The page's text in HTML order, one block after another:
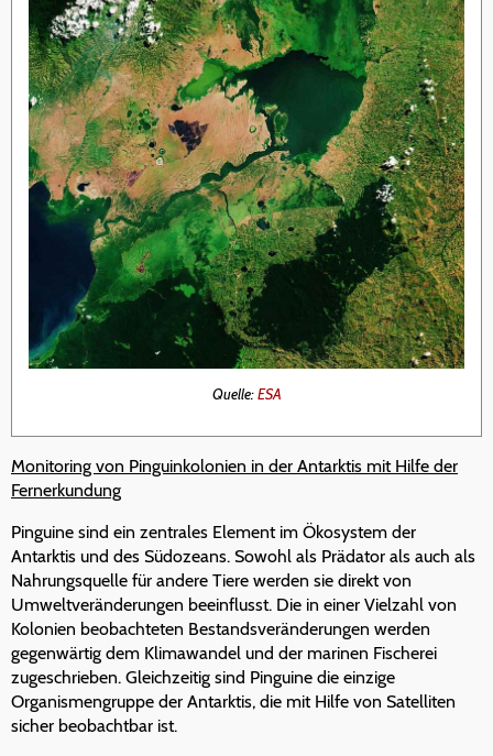
Quelle:ESA
Monitoring von Pinguinkolonien in der Antarktis mit Hilfe der
Fernerkundung
Pinguine sind ein zentrales Element im Ökosystem der
Antarktis und des Südozeans. Sowohl als Prädator als auch als
Nahrungsquelle für andere Tiere werden sie direkt von
Umweltveränderungen beeinflusst. Die in einer Vielzahl von
Kolonien beobachteten Bestandsveränderungen werden
gegenwärtig dem Klimawandel und der marinen Fischerei
zugeschrieben. Gleichzeitig sind Pinguine die einzige
Organismengruppe der Antarktis, die mit Hilfe von Satelliten
sicher beobachtbar ist.